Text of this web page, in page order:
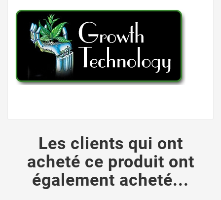
Les clients qui ont
acheté ce produit ont
également acheté...